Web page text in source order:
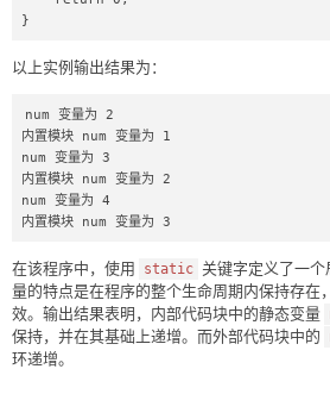
}
以上实例输出结果为：
num 变量为 2
内置模块 num 变量为 1
num 变量为 3
内置模块 num 变量为 2
num 变量为 4
内置模块 num 变量为 3
在该程序中，使用 static 关键字定义了一
量的特点是在程序的整个生命周期内保持存在
效。输出结果表明，内部代码块中的静态变量
保持，并在其基础上递增。而外部代码块中的
环递增。